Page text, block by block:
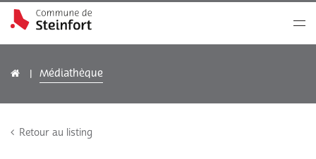
Médiathèque
Retour au listing